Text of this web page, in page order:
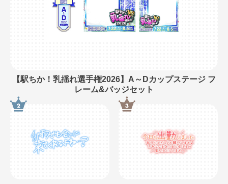
【駅ちか！乳揺れ選手権2026】A～Dカップステージ フ
レーム&バッジセット